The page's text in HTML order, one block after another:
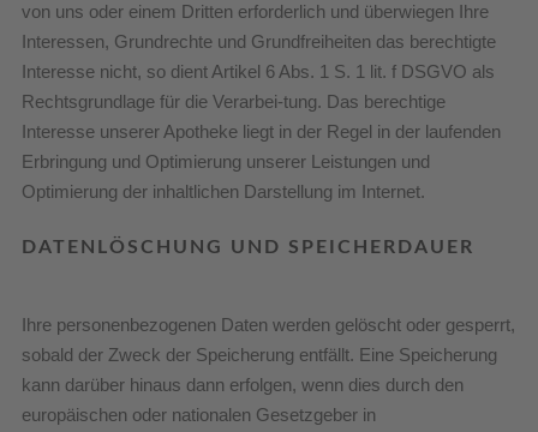
von uns oder einem Dritten erforderlich und überwiegen Ihre
Interessen, Grundrechte und Grundfreiheiten das berechtigte
Interesse nicht, so dient Artikel 6 Abs. 1 S. 1 lit. f DSGVO als
Rechtsgrundlage für die Verarbei-tung. Das berechtige
Interesse unserer Apotheke liegt in der Regel in der laufenden
Erbringung und Optimierung unserer Leistungen und
Optimierung der inhaltlichen Darstellung im Internet.
DATENLÖSCHUNG UND SPEICHERDAUER
Ihre personenbezogenen Daten werden gelöscht oder gesperrt,
sobald der Zweck der Speicherung entfällt. Eine Speicherung
kann darüber hinaus dann erfolgen, wenn dies durch den
europäischen oder nationalen Gesetzgeber in